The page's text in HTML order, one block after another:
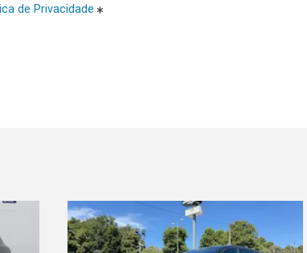
de Privacidade